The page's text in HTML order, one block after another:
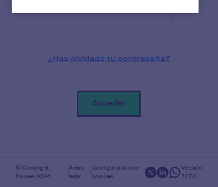
¿Has olvidado tu contraseña?
© Copyright
Pluxee 2024
Aviso
legal
Configuración de
cookies
Versión
7.1.7.0